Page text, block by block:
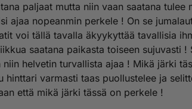
paljaat mutta niin vaan saatana tulee
ajaa nopeanmin perkele ! On se
voi tällä tavalla äkyykyttää tavallisia
saatana paikasta toiseen sujuvasti !
helvetin turvallista ajaa ! Mikä järki
hinttari varmasti taas puollustelee ja
että mikä järki tässä on perkele !